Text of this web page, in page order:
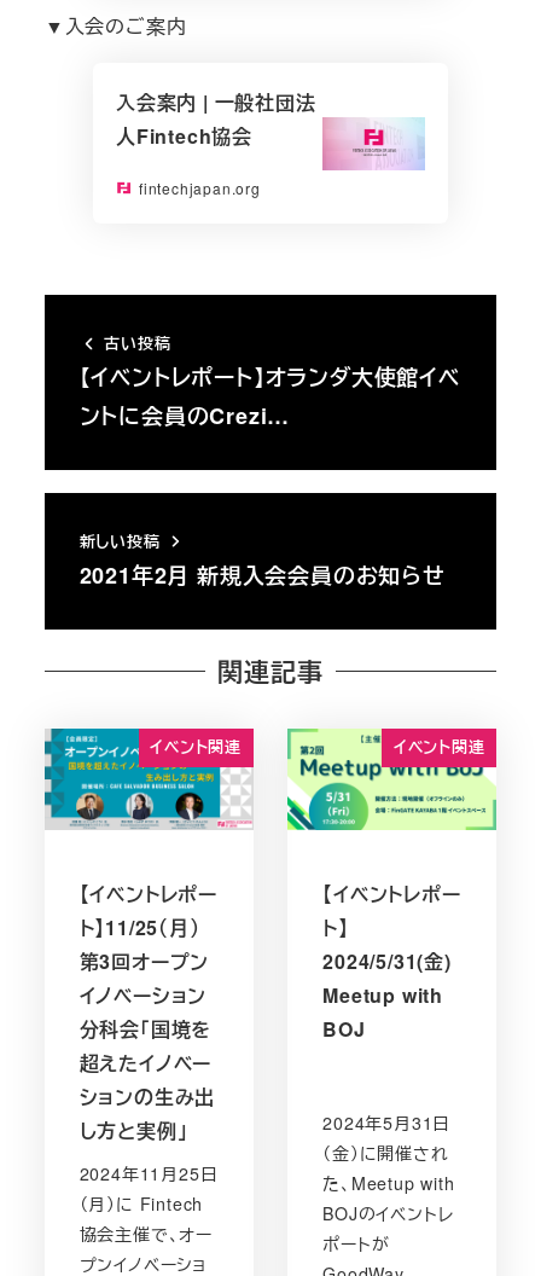
▼入会のご案内
入会案内 | 一般社団法
人Fintech協会
fintechjapan.org
古い投稿
【イベントレポート】オランダ大使館イベ
ントに会員のCrezi…
新しい投稿
2021年2月 新規入会会員のお知らせ
関連記事
イベント関連
【イベントレポー
ト】11/25（月）
第3回オープン
イノベーション
分科会「国境を
超えたイノベー
ションの生み出
し方と実例」
2024年11月25日
（月）に Fintech
協会主催で、オー
プンイノベーショ
イベント関連
【イベントレポー
ト】
2024/5/31(金)
Meetup with
BOJ
2024年5月31日
（金）に開催され
た、Meetup with
BOJのイベントレ
ポートが